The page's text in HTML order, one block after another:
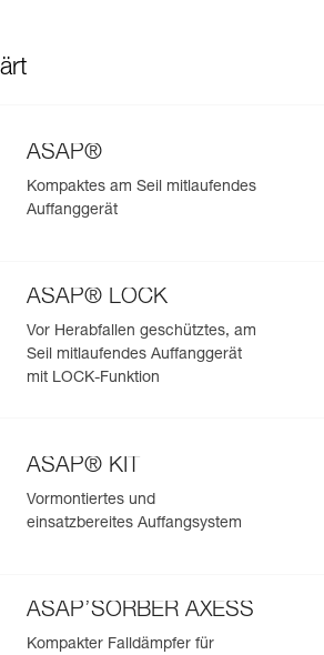
ASAP®
Kompaktes am Seil mitlaufendes
Auffanggerät
ASAP® LOCK
Vor Herabfallen geschütztes, am
Seil mitlaufendes Auffanggerät
mit LOCK-Funktion
ASAP® KIT
Vormontiertes und
einsatzbereites Auffangsystem
ASAP’SORBER AXESS
Kompakter Falldämpfer für